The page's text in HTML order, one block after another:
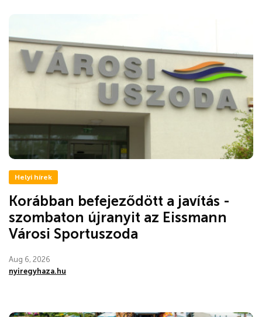
Helyi hírek
Korábban befejeződött a javítás -
szombaton újranyit az Eissmann
Városi Sportuszoda
Aug 6, 2026
nyiregyhaza.hu